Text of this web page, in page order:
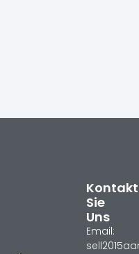
Sie
Uns
Email: